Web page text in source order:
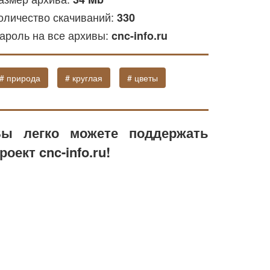
скачиваний: 330
на все архивы: cnc-info.ru
# природа # круглая # цветы
легко можете поддержать
cnc-info.ru!